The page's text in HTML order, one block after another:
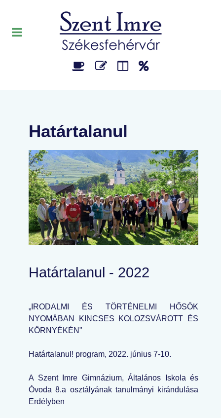
Határtalanul
Határtalanul - 2022
„IRODALMI ÉS TÖRTÉNELMI HŐSÖK
NYOMÁBAN KINCSES KOLOZSVÁROTT ÉS
KÖRNYÉKÉN"
Határtalanul! program, 2022. június 7-10.
A Szent Imre Gimnázium, Általános Iskola és
Óvoda 8.a osztályának tanulmányi kirándulása
Erdélyben